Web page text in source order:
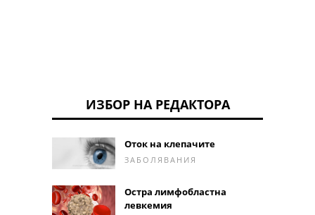
ИЗБОР НА РЕДАКТОРА
Оток на клепачите
ЗАБОЛЯВАНИЯ
Остра лимфобластна
левкемия